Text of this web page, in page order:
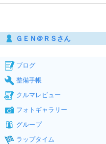
ＧＥＮ＠ＲＳさん
ブログ
整備手帳
クルマレビュー
フォトギャラリー
グループ
ラップタイム